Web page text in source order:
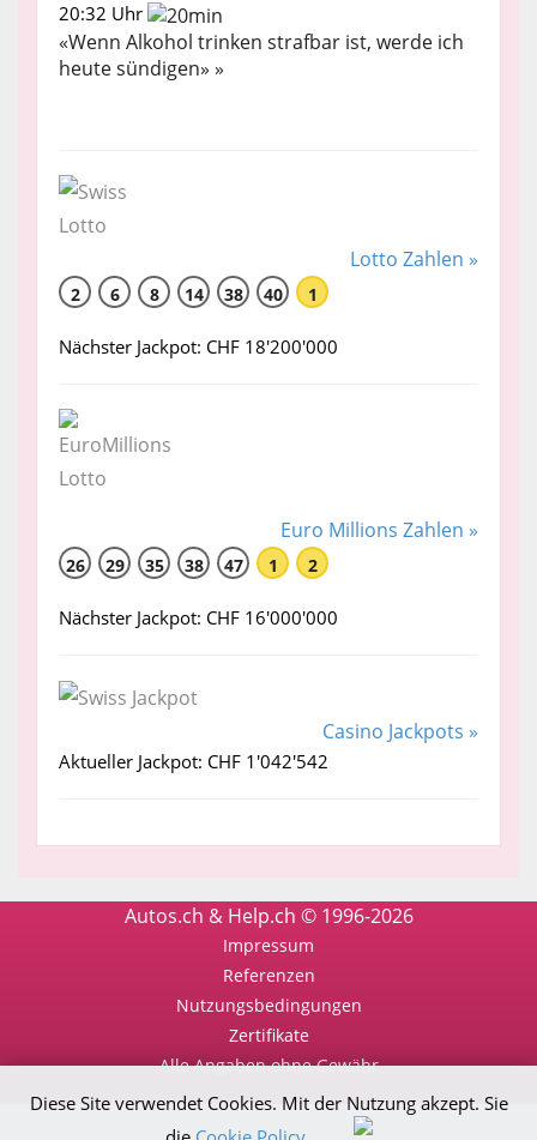
20:32 Uhr
«Wenn Alkohol trinken strafbar ist, werde ich
heute sündigen» »
Lotto Zahlen »
2 6 8 14 38 40 1
Nächster Jackpot: CHF 18'200'000
Euro Millions Zahlen »
26 29 35 38 47 1 2
Nächster Jackpot: CHF 16'000'000
Casino Jackpots »
Aktueller Jackpot: CHF 1'042'542
Autos.ch & Help.ch © 1996-2026
Impressum
Referenzen
Nutzungsbedingungen
Zertifikate
Alle Angaben ohne Gewähr
Diese Site verwendet Cookies. Mit der Nutzung akzept. Sie